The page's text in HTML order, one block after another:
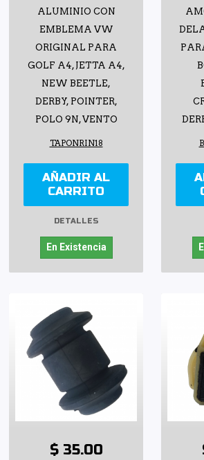
ALUMINIO CON
EMBLEMA VW
ORIGINAL PARA
GOLF A4, JETTA A4,
NEW BEETLE,
DERBY, POINTER,
POLO 9N, VENTO
TAPONRIN18
AÑADIR AL
CARRITO
DETALLES
En Existencia
$ 35.00